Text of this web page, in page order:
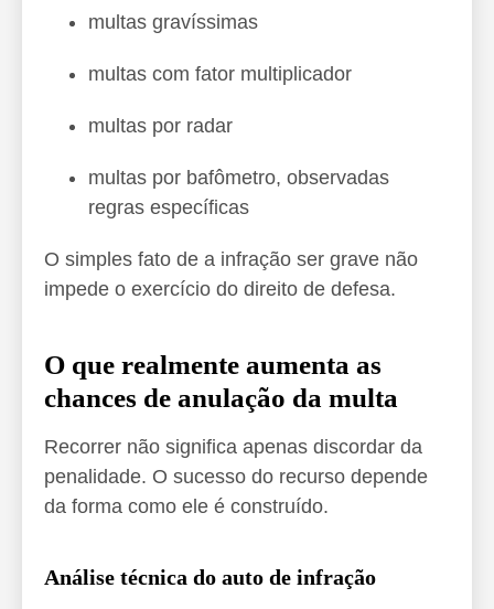
multas gravíssimas
multas com fator multiplicador
multas por radar
multas por bafômetro, observadas
regras específicas
O simples fato de a infração ser grave não
impede o exercício do direito de defesa.
O que realmente aumenta as
chances de anulação da multa
Recorrer não significa apenas discordar da
penalidade. O sucesso do recurso depende
da forma como ele é construído.
Análise técnica do auto de infração